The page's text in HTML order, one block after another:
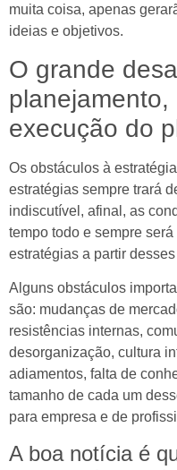
muita coisa, apenas
ideias e objetivos.
O grande
planejamento,
execução do
Os obstáculos à
estratégias sempre trará
indiscutível, afinal, as
tempo todo e sempre
estratégias a partir
Alguns obstáculos
são: mudanças de
resistências internas,
desorganização, cultura
adiamentos, falta de
tamanho de cada um
para empresa e de
A boa notícia é